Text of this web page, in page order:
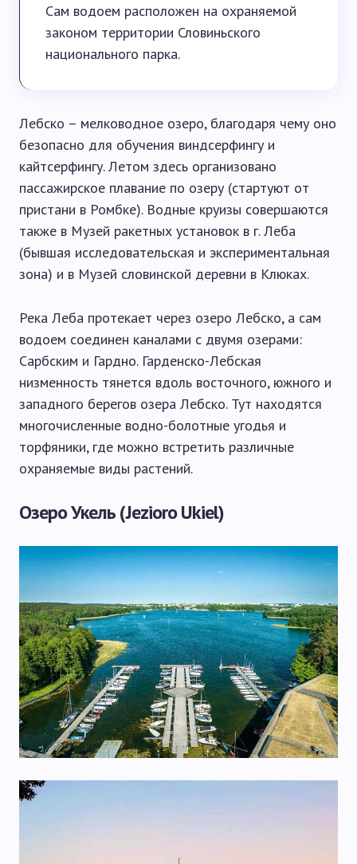
Сам водоем расположен на охраняемой
законом территории Словиньского
национального парка.
Лебско – мелководное озеро, благодаря чему оно
безопасно для обучения виндсерфингу и
кайтсерфингу. Летом здесь организовано
пассажирское плавание по озеру (стартуют от
пристани в Ромбке). Водные круизы совершаются
также в Музей ракетных установок в г. Леба
(бывшая исследовательская и экспериментальная
зона) и в Музей словинской деревни в Клюках.
Река Леба протекает через озеро Лебско, а сам
водоем соединен каналами с двумя озерами:
Сарбским и Гардно. Гарденско-Лебская
низменность тянется вдоль восточного, южного и
западного берегов озера Лебско. Тут находятся
многочисленные водно-болотные угодья и
торфяники, где можно встретить различные
охраняемые виды растений.
Озеро Укель (Jezioro Ukiel)